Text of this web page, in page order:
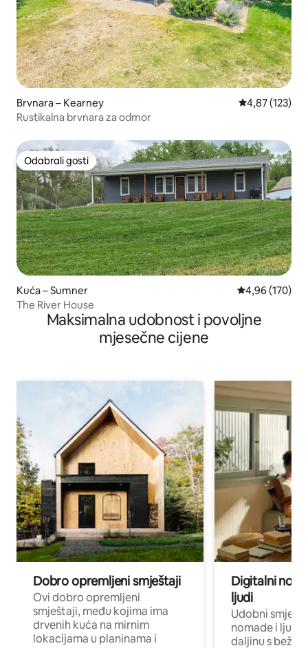
Brvnara – Kearney Prosječna
4,87 (123)
Rustikalna brvnara za odmor
Odabrali gosti
Odabrali gosti
Kuća – Sumner Prosječna
4,96 (170)
The River House
Maksimalna udobnost i povoljne
mjesečne cijene
Dobro opremljeni smještaji
Ovi dobro opremljeni
smještaji, među kojima ima
drvenih kuća na mirnim
lokacijama u planinama i
Digitalni
ljudi
Udobni
nomade i ljude
daljinu s